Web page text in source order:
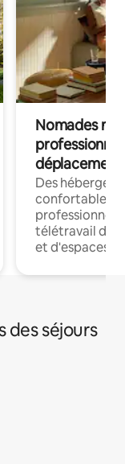
Nomades
déplacement
Des
confortables
professionnels
télétravail
et d'espaces
des séjours